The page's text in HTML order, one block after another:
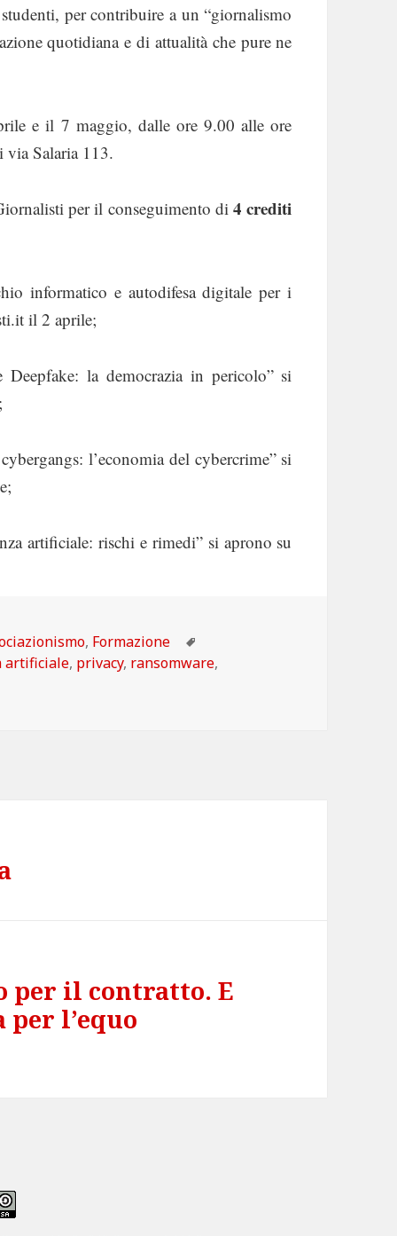
per contribuire a un “giornalismo
quotidiana e di attualità che pure ne
e il 7 maggio, dalle ore 9.00 alle ore
via Salaria 113.
per il conseguimento di4 crediti
informatico e autodifesa digitale per i
il 2 aprile;
la democrazia in pericolo” si
l’economia del cybercrime” si
artificiale: rischi e rimedi” si aprono su
, Formazione
artificiale, privacy, ransomware,
per il contratto. E
per l’equo